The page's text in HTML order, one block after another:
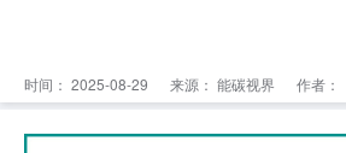
时间： 2025-08-29 来源： 能碳视界 作者：